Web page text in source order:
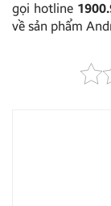
gọi hotline
về sản phẩm